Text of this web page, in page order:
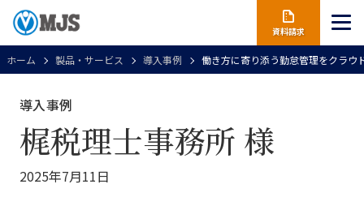
資料請求
ホーム 製品・サービス 導入事例 働き方に寄り添う勤怠管理をクラウ
導入事例
梶税理士事務所 様
2025年7月11日